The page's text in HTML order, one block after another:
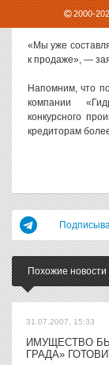
2000-
«Новый Град»,
конкурсного
«Мы уже
к продаже», —
Напомним, что
компании
конкурсного
кредиторам
Похожие
31.07.2007, 15:33
ИМУЩЕСТВО
ГРАДА»